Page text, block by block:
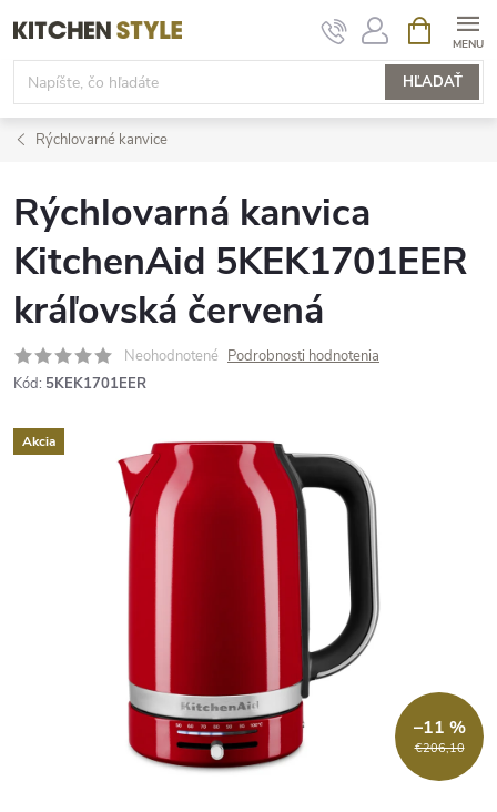
na
obsah
HĽADAŤ
KOŠÍK
Rýchlovarné kanvice
Rýchlovarná kanvica
KitchenAid 5KEK1701EER
kráľovská červená
Neohodnotené Podrobnosti hodnotenia
Kód: 5KEK1701EER
Akcia
€206,10
–11 %